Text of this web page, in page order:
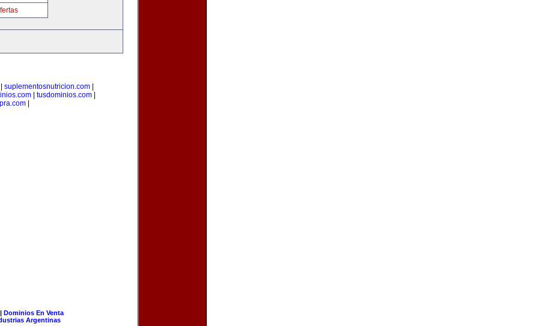
suplementosnutricion.com
tusdominios.com
| Dominios En Venta
Argentinas